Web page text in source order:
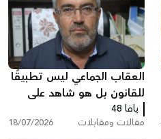
العقاب الجماعي ليس تطبيقًا
للقانون بل هو شاهد على
تخبط المؤسسه الرسمية
بقلم : عمر سكسك
يافا 48
مقالات ومقابلات 18/07/2026